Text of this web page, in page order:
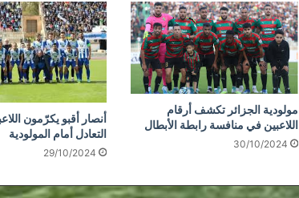
مولودية الجزائر تكشف أرقام
اللاعبين في منافسة رابطة الأبطال
30/10/2024
أنصار أقبو يكرّمون
التعادل أمام المولودية
29/10/2024